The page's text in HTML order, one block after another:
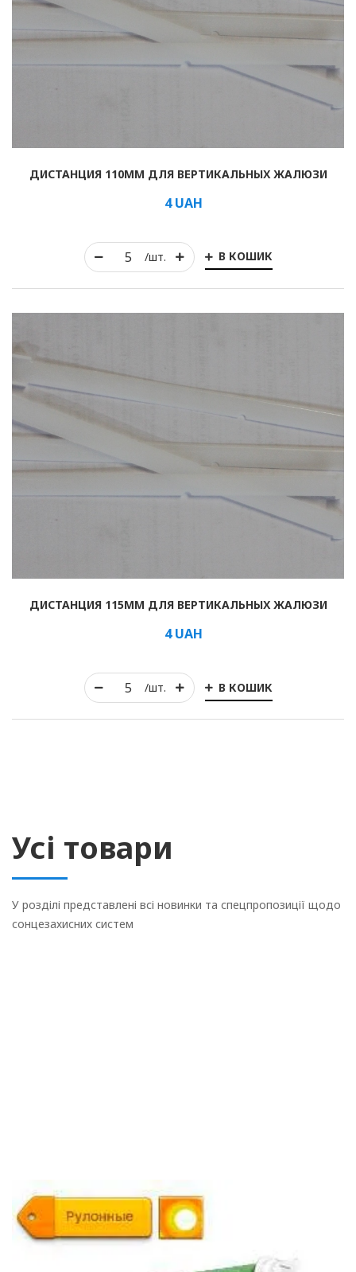
/шт. В КОШИК
ДИСТАНЦИЯ 110ММ ДЛЯ ВЕРТИКАЛЬНЫХ ЖАЛЮЗИ
4UAH
/шт. В КОШИК
ДИСТАНЦИЯ 115ММ ДЛЯ ВЕРТИКАЛЬНЫХ ЖАЛЮЗИ
4UAH
Усі товари
У розділі представлені всі новинки та спецпропозиції щодо
сонцезахисних систем